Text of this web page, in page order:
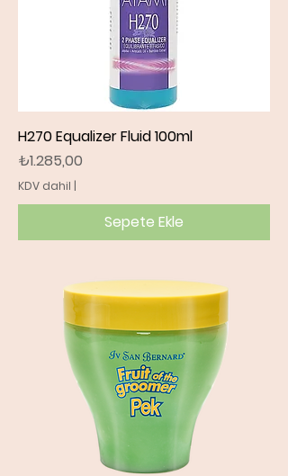
H270 Equalizer Fluid 100ml
Fiyat
₺1.285,00
KDV dahil |
Sepete Ekle